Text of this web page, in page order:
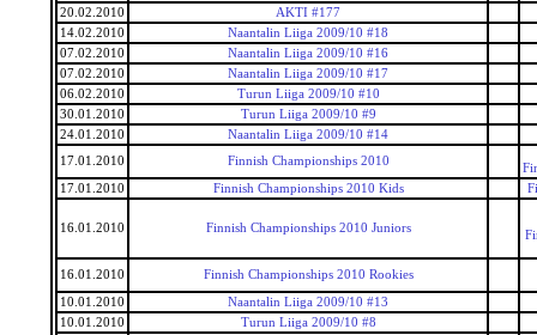
20.02.2010
AKTI #177
14.02.2010
Naantalin Liiga 2009/10 #18
07.02.2010
Naantalin Liiga 2009/10 #16
07.02.2010
Naantalin Liiga 2009/10 #17
06.02.2010
Turun Liiga 2009/10 #10
30.01.2010
Turun Liiga 2009/10 #9
24.01.2010
Naantalin Liiga 2009/10 #14
17.01.2010
Finnish Championships 2010
17.01.2010
Finnish Championships 2010 Kids
16.01.2010 Finnish Championships 2010 Juniors
16.01.2010 Finnish Championships 2010 Rookies
10.01.2010
Naantalin Liiga 2009/10 #13
10.01.2010
Turun Liiga 2009/10 #8